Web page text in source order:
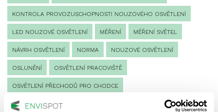
KONTROLA PROVOZUSCHOPNOSTI NOUZOVÉHO OSVĚTLENÍ
LED NOUZOVÉ OSVĚTLENÍ MĚŘENÍ MĚŘENÍ SVĚTEL
NÁVRH OSVĚTLENÍ NORMA NOUZOVÉ OSVĚTLENÍ
OSLUNĚNÍ OSVĚTLENÍ PRACOVIŠTĚ
OSVĚTLENÍ PŘECHODŮ PRO CHODCE
OSVĚTLENÍ SPORTOVIŠŤ